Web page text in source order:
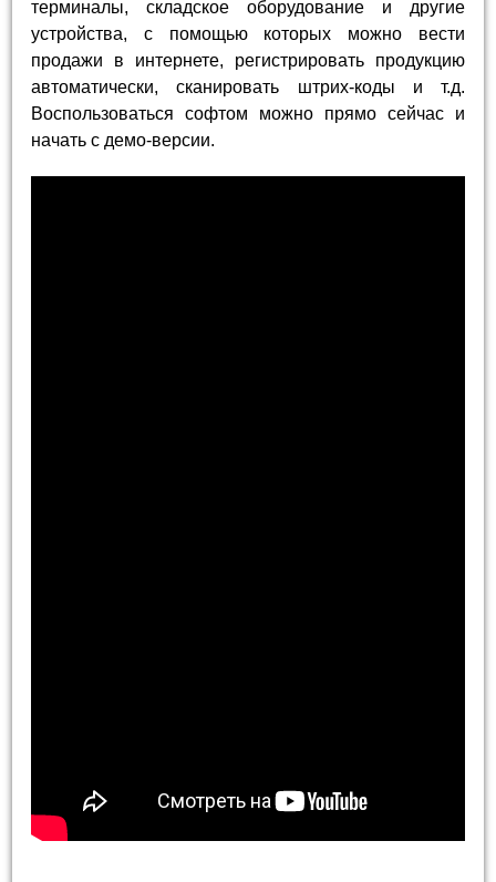
терминалы, складское оборудование и другие
устройства, с помощью которых можно вести
продажи в интернете, регистрировать продукцию
автоматически, сканировать штрих-коды и т.д.
Воспользоваться софтом можно прямо сейчас и
начать с демо-версии.